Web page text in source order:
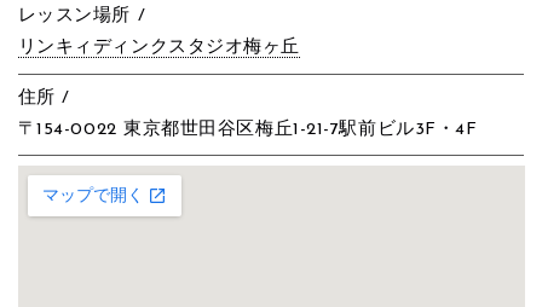
レッスン場所 /
リンキィディンクスタジオ梅ヶ丘
住所 /
〒154-0022 東京都世田谷区梅丘1-21-7駅前ビル3F・4F